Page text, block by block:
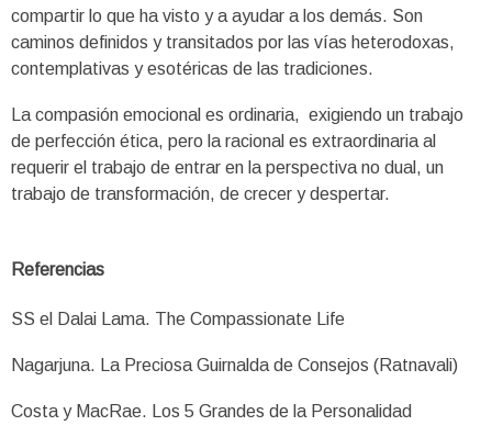
compartir lo que ha visto y a ayudar a los demás. Son
caminos definidos y transitados por las vías heterodoxas,
contemplativas y esotéricas de las tradiciones.
La compasión emocional es ordinaria, exigiendo un trabajo
de perfección ética, pero la racional es extraordinaria al
requerir el trabajo de entrar en la perspectiva no dual, un
trabajo de transformación, de crecer y despertar.
Referencias
SS el Dalai Lama. The Compassionate Life
Nagarjuna. La Preciosa Guirnalda de Consejos (Ratnavali)
Costa y MacRae. Los 5 Grandes de la Personalidad